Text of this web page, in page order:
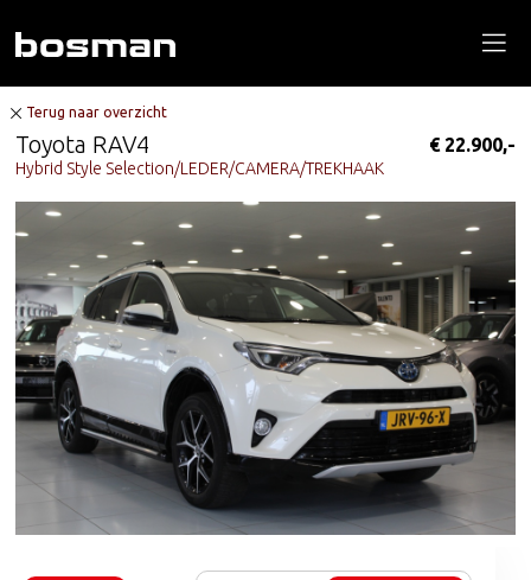
Toyota RAV4 € 22.900,-
Hybrid Style Selection/LEDER/CAMERA/TREKHAAK
Terug naar overzicht